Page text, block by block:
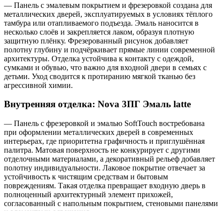
— Панель с эмалевым покрытием и фрезеровкой создана для
металлических дверей, эксплуатируемых в условиях тёплого
тамбура или отапливаемого подъезда. Эмаль наносится в
несколько слоёв и закрепляется лаком, образуя плотную
защитную плёнку. Фрезерованный рисунок добавляет
полотну глубину и подчёркивает прямые линии современной
архитектуры. Отделка устойчива к контакту с одеждой,
сумками и обувью, что важно для входной двери в семьях с
детьми. Уход сводится к протиранию мягкой тканью без
агрессивной химии.
Внутренняя отделка: Nova 3ПГ Эмаль latte
— Панель с фрезеровкой и эмалью SoftTouch востребована
при оформлении металлических дверей в современных
интерьерах, где приоритетна графичность и приглушённая
палитра. Матовая поверхность не конкурирует с другими
отделочными материалами, а декоративный рельеф добавляет
полотну индивидуальности. Лаковое покрытие отвечает за
устойчивость к чистящим средствам и бытовым
повреждениям. Такая отделка превращает входную дверь в
полноценный архитектурный элемент прихожей,
согласованный с напольным покрытием, стеновыми панелями